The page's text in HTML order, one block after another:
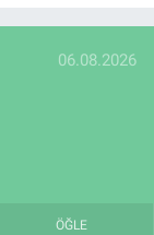
06.08.2026
ÖĞLE